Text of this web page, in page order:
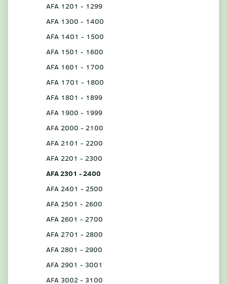
AFA 1201 - 1299
AFA 1300 - 1400
AFA 1401 - 1500
AFA 1501 - 1600
AFA 1601 - 1700
AFA 1701 - 1800
AFA 1801 - 1899
AFA 1900 - 1999
AFA 2000 - 2100
AFA 2101 - 2200
AFA 2201 - 2300
AFA 2301 - 2400
AFA 2401 - 2500
AFA 2501 - 2600
AFA 2601 - 2700
AFA 2701 - 2800
AFA 2801 - 2900
AFA 2901 - 3001
AFA 3002 - 3100